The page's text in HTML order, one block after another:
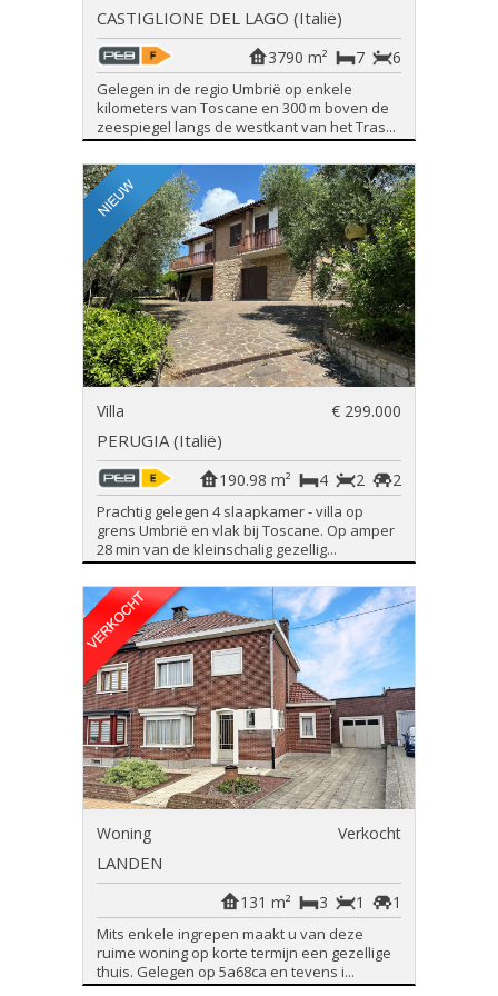
CASTIGLIONE DEL LAGO (Italië)
6
7
3790 m²
Gelegen in de regio Umbrië op enkele
kilometers van Toscane en 300 m boven de
zeespiegel langs de westkant van het Tras...
Villa € 299.000
PERUGIA (Italië)
2
2
4
190.98 m²
Prachtig gelegen 4 slaapkamer - villa op
grens Umbrië en vlak bij Toscane. Op amper
28 min van de kleinschalig gezellig...
Woning Verkocht
LANDEN
1
1
3
131 m²
Mits enkele ingrepen maakt u van deze
ruime woning op korte termijn een gezellige
thuis. Gelegen op 5a68ca en tevens i...